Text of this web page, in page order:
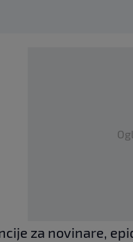
za novinare,